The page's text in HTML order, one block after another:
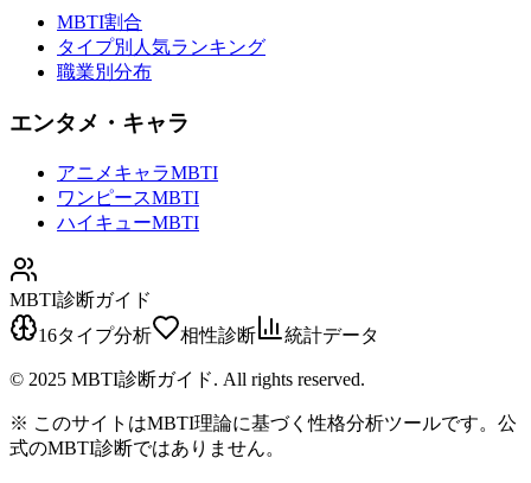
MBTI割合
タイプ別人気ランキング
職業別分布
エンタメ・キャラ
アニメキャラMBTI
ワンピースMBTI
ハイキューMBTI
MBTI診断ガイド
16タイプ分析
相性診断 統計データ
© 2025 MBTI診断ガイド. All rights reserved.
※ このサイトはMBTI理論に基づく性格分析ツールです。公
式のMBTI診断ではありません。